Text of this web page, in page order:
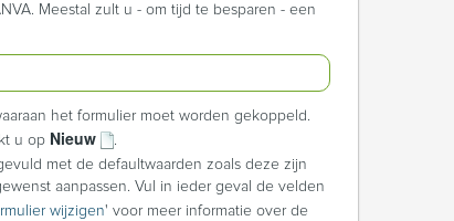
Meestal zult u - om tijd te besparen - een
het formulier moet worden gekoppeld.
u op Nieuw
met de defaultwaarden zoals deze zijn
aanpassen. Vul in ieder geval de velden
wijzigen' voor meer informatie over de